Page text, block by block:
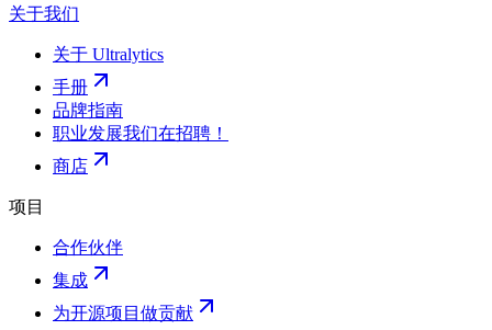
关于我们
关于 Ultralytics
手册
品牌指南
职业发展我们在招聘！
商店
项目
合作伙伴
集成
为开源项目做贡献